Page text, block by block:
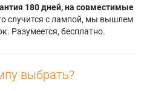
XAC
HLS5686C
Samsung PT-61DL34
Samsung PT50DL24
Samsung
PT61DL34X/SMS
180 дней, на совместимые
случится с лампой, мы вышлем
Разумеется, бесплатно.
выбрать?